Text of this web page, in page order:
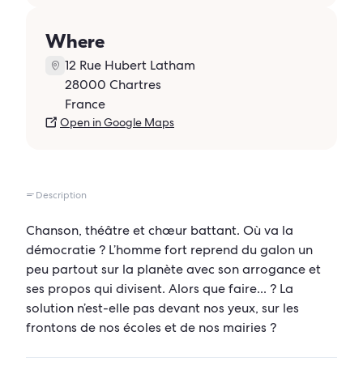
Where
12 Rue Hubert Latham
28000 Chartres
France
Open in Google Maps
Description
Chanson, théâtre et chœur battant. Où va la
démocratie ? L’homme fort reprend du galon un
peu partout sur la planète avec son arrogance et
ses propos qui divisent. Alors que faire... ? La
solution n’est-elle pas devant nos yeux, sur les
frontons de nos écoles et de nos mairies ?